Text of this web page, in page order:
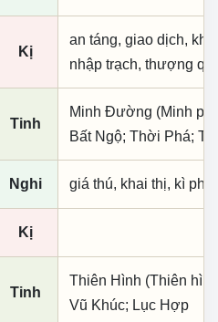
Kị
an táng, giao dịch,
nhập trạch, thượng
Tinh
Minh Đường (Minh
Bất Ngộ; Thời Phá;
Nghi giá thú, khai thị, kì
Kị
Tinh
Thiên Hình (Thiên
Vũ Khúc; Lục Hợp